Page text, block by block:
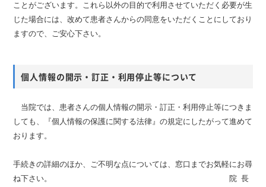
ことがございます。これら以外の目的で利用させていただく必要が生
じた場合には、改めて患者さんからの同意をいただくことにしており
ますので、ご安心下さい。
個人情報の開示・訂正・利用停止等について
当院では、患者さんの個人情報の開示・訂正・利用停止等につきま
しても、『個人情報の保護に関する法律』の規定にしたがって進めて
おります。
手続きの詳細のほか、ご不明な点については、窓口までお気軽にお尋
ね下さい。
院長